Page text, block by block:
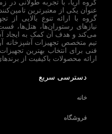
گروه آریا، با تجربه طولانی در
عنوان یکی از معتبرترین
گروه با ارائه تنوع بالایی از
نیازهای رستوران‌ها، هتل‌ها،
می‌کند و هدف آن کمک به ایجاد
تیم متخصص تجهیزات آشپزخانه
فنی برای انتخاب بهترین
ارائه محصولات باکیفیت از
دسترسی سریع
خانه
فروشگاه